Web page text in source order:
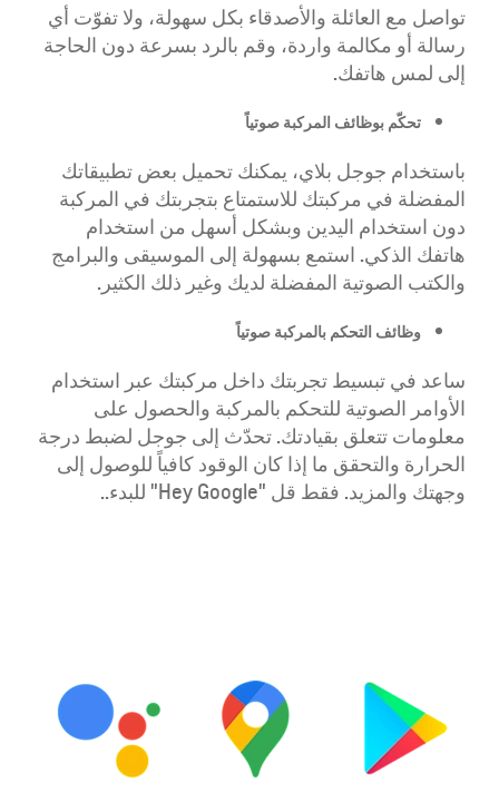
تواصل مع العائلة والأصدقاء بكل سهولة، ولا تفوّت أي
رسالة أو مكالمة واردة، وقم بالرد بسرعة دون الحاجة
إلى لمس هاتفك.
تحكّم بوظائف المركبة صوتياً
باستخدام جوجل بلاي، يمكنك تحميل بعض تطبيقاتك
المفضلة في مركبتك للاستمتاع بتجربتك في المركبة
دون استخدام اليدين وبشكل أسهل من استخدام
هاتفك الذكي. استمع بسهولة إلى الموسيقى والبرامج
والكتب الصوتية المفضلة لديك وغير ذلك الكثير.
وظائف التحكم بالمركبة صوتياً
ساعد في تبسيط تجربتك داخل مركبتك عبر استخدام
الأوامر الصوتية للتحكم بالمركبة والحصول على
معلومات تتعلق بقيادتك. تحدّث إلى جوجل لضبط درجة
الحرارة والتحقق ما إذا كان الوقود كافياً للوصول إلى
وجهتك والمزيد. فقط قل "Hey Google" للبدء..